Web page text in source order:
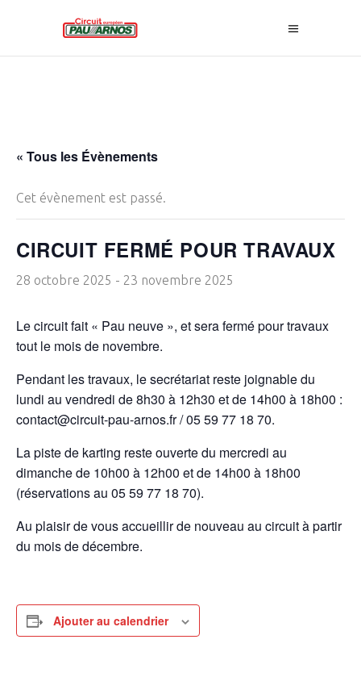
« Tous les Évènements
Cet évènement est passé.
CIRCUIT FERMÉ POUR TRAVAUX
28 octobre 2025 - 23 novembre 2025
Le circuit fait « Pau neuve », et sera fermé pour travaux
tout le mois de novembre.
Pendant les travaux, le secrétariat reste joignable du
lundi au vendredi de 8h30 à 12h30 et de 14h00 à 18h00 :
contact@circuit-pau-arnos.fr / 05 59 77 18 70.
La piste de karting reste ouverte du mercredi au
dimanche de 10h00 à 12h00 et de 14h00 à 18h00
(réservations au 05 59 77 18 70).
Au plaisir de vous accueillir de nouveau au circuit à partir
du mois de décembre.
Ajouter au calendrier